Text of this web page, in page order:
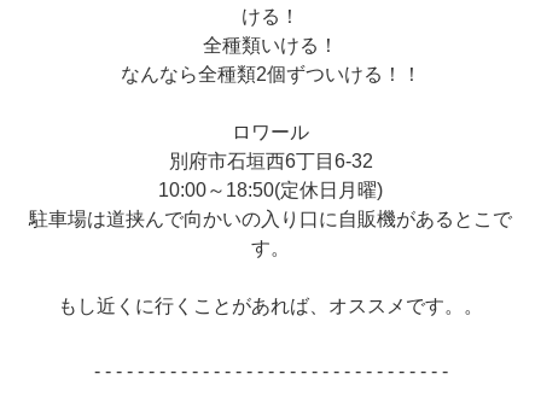
ける！
全種類いける！
なんなら全種類2個ずついける！！
ロワール
別府市石垣西6丁目6-32
10:00～18:50(定休日月曜)
駐車場は道挟んで向かいの入り口に自販機があるとこで
す。
もし近くに行くことがあれば、オススメです。。
- - - - - - - - - - - - - - - - - - - - - - - - - - - - - - - - -